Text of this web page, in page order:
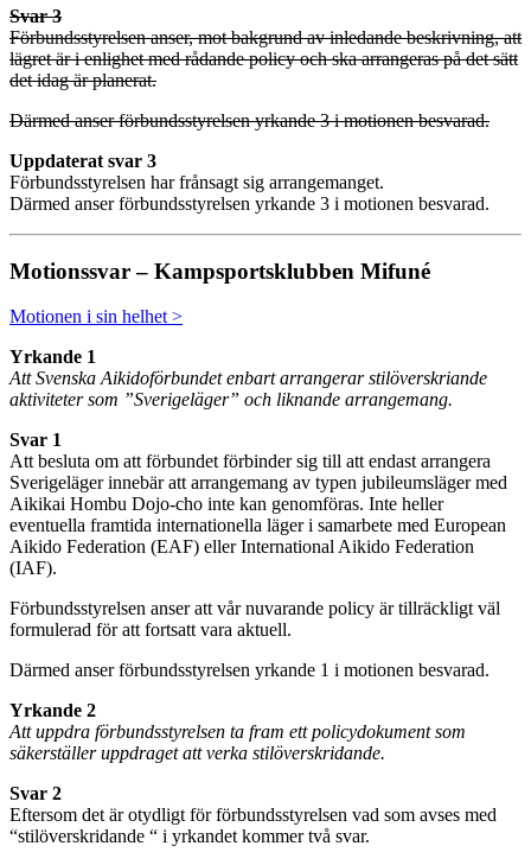
Svar 3
Förbundsstyrelsen anser, mot bakgrund av inledande beskrivning, att
lägret är i enlighet med rådande policy och ska arrangeras på det sätt
det idag är planerat.
Därmed anser förbundsstyrelsen yrkande 3 i motionen besvarad.
Uppdaterat svar 3
Förbundsstyrelsen har frånsagt sig arrangemanget.
Därmed anser förbundsstyrelsen yrkande 3 i motionen besvarad.
Motionssvar – Kampsportsklubben Mifuné
Motionen i sin helhet >
Yrkande 1
Att Svenska Aikidoförbundet enbart arrangerar stilöverskriande
aktiviteter som ”Sverigeläger” och liknande arrangemang.
Svar 1
Att besluta om att förbundet förbinder sig till att endast arrangera
Sverigeläger innebär att arrangemang av typen jubileumsläger med
Aikikai Hombu Dojo-cho inte kan genomföras. Inte heller
eventuella framtida internationella läger i samarbete med European
Aikido Federation (EAF) eller International Aikido Federation
(IAF).
Förbundsstyrelsen anser att vår nuvarande policy är tillräckligt väl
formulerad för att fortsatt vara aktuell.
Därmed anser förbundsstyrelsen yrkande 1 i motionen besvarad.
Yrkande 2
Att uppdra förbundsstyrelsen ta fram ett policydokument som
säkerställer uppdraget att verka stilöverskridande.
Svar 2
Eftersom det är otydligt för förbundsstyrelsen vad som avses med
“stilöverskridande “ i yrkandet kommer två svar.